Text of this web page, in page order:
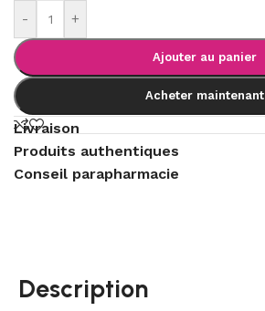
- +
Ajouter au panier
Acheter maintenant
Livraison
Produits authentiques
Conseil parapharmacie
Description